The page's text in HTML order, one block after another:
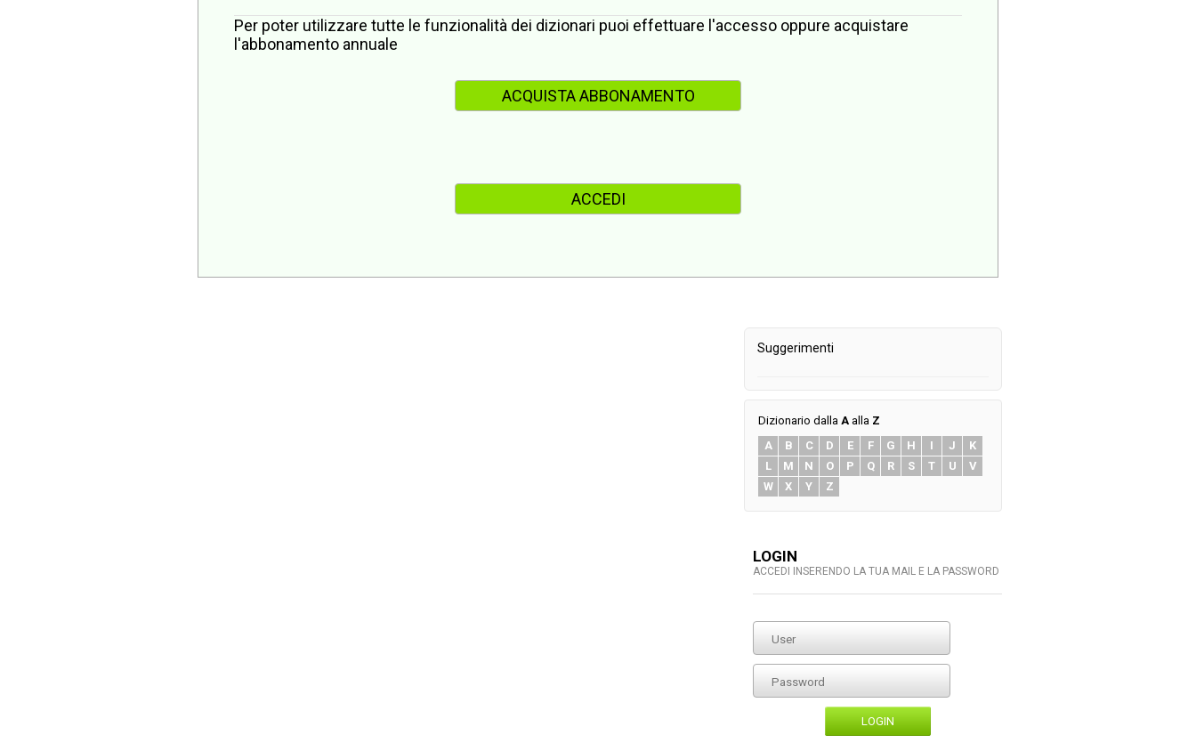
Per poter utilizzare tutte le funzionalità dei dizionari puoi effettuare l'accesso oppure acquistare
l'abbonamento annuale
ACQUISTA ABBONAMENTO
ACCEDI
Suggerimenti
Dizionario dalla A alla Z
A
B C D E F G H I J
K
L
M N O P Q R S T U
V
W
X Y Z
LOGIN
ACCEDI INSERENDO LA TUA MAIL E LA PASSWORD
LOGIN